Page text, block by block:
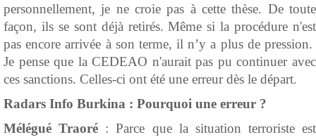
personnellement, je ne croie pas à cette thèse. De toute
façon, ils se sont déjà retirés. Même si la procédure n'est
pas encore arrivée à son terme, il n’y a plus de pression.
Je pense que la CEDEAO n'aurait pas pu continuer avec
ces sanctions. Celles-ci ont été une erreur dès le départ.
Radars Info Burkina : Pourquoi une erreur ?
Mélégué Traoré : Parce que la situation terroriste est